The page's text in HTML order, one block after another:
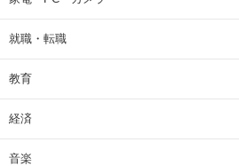
就職・転職
教育
経済
音楽